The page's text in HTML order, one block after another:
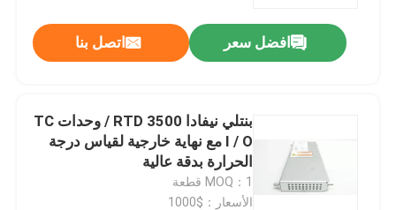
مدونة
ABB 800xa
افضل سعر اتصل بنا
بنتلي نيفادا 3500 RTD / وحدات TC
I / O مع نهاية خارجية لقياس درجة
الحرارة بدقة عالية
MOQ：1 قطعة
الأسعار：$1000